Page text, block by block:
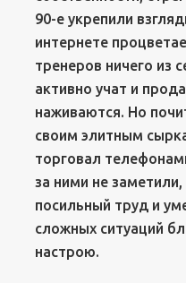
90-е укрепили
интернете
тренеров ничего из
активно учат и
наживаются. Но
своим элитным
торговал
за ними не
посильный труд и
сложных ситуаций
настрою.